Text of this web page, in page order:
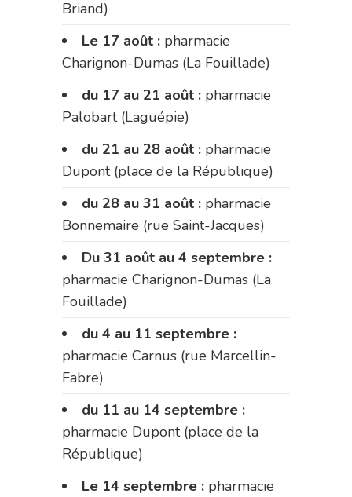
Briand)
Le 17 août : pharmacie
Charignon-Dumas (La Fouillade)
du 17 au 21 août : pharmacie
Palobart (Laguépie)
du 21 au 28 août : pharmacie
Dupont (place de la République)
du 28 au 31 août : pharmacie
Bonnemaire (rue Saint-Jacques)
Du 31 août au 4 septembre :
pharmacie Charignon-Dumas (La
Fouillade)
du 4 au 11 septembre :
pharmacie Carnus (rue Marcellin-
Fabre)
du 11 au 14 septembre :
pharmacie Dupont (place de la
République)
Le 14 septembre : pharmacie